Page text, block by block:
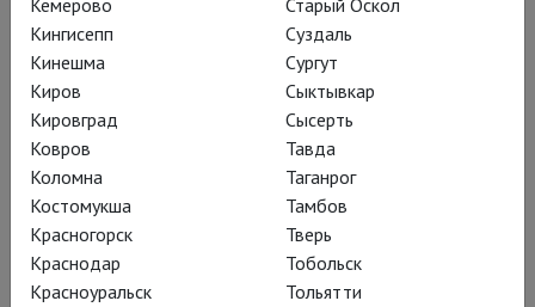
Спектакль Сергея Женовача –
спектакль молодого человека.
Хулиганский, азартно упивающийся
Кемерово
Кингисепп
Кинешма
Киров
Кировград
Ковров
Коломна
Костомукша
Красногорск
Краснодар
Красноуральск
Старый Оскол
Суздаль
Сургут
Сыктывкар
Сысерть
Тавда
Таганрог
Тамбов
Тверь
Тобольск
Тольятти